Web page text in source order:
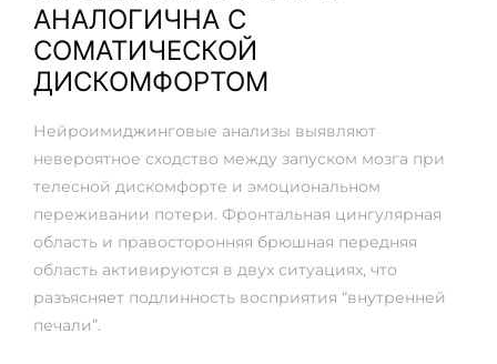
АНАЛОГИЧНА С
СОМАТИЧЕСКОЙ
ДИСКОМФОРТОМ
Нейроимиджинговые анализы выявляют
невероятное сходство между запуском мозга при
телесной дискомфорте и эмоциональном
переживании потери. Фронтальная цингулярная
область и правосторонняя брюшная передняя
область активируются в двух ситуациях, что
разъясняет подлинность восприятия “внутренней
печали”.